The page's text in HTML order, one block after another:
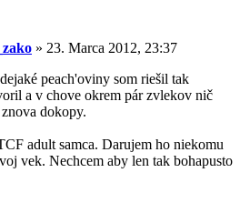
» 23. Marca 2012, 23:37
peach'oviny som riešil tak
a v chove okrem pár zvlekov nič
dokopy.
adult samca. Darujem ho niekomu
vek. Nechcem aby len tak bohapusto